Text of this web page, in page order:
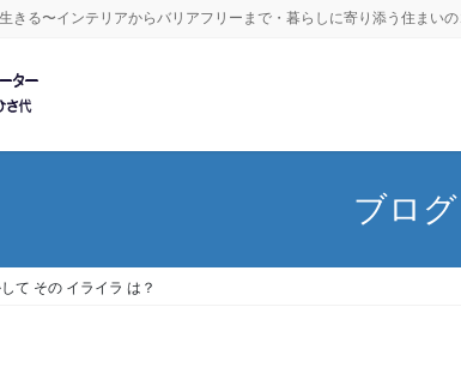
きる〜インテリアからバリアフリーまで・暮らしに寄り添う住まい
ブログ
て その イライラ は？